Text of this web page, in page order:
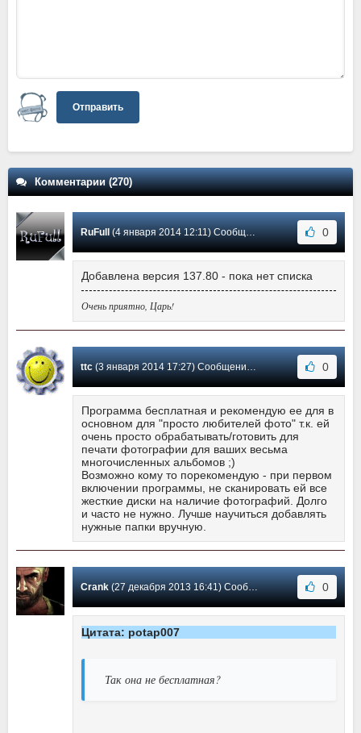
Отправить
Комментарии (270)
RuFull (4 января 2014 12:11) Сообщение #163 0
Добавлена версия 137.80 - пока нет списка
Очень приятно, Царь!
ttc(3 января 2014 17:27) Сообщение #162 0
Программа бесплатная и рекомендую ее для в
основном для "просто любителей фото" т.к. ей
очень просто обрабатывать/готовить для
печати фотографии для ваших весьма
многочисленных альбомов ;)
Возможно кому то порекомендую - при первом
включении программы, не сканировать ей все
жесткие диски на наличие фотографий. Долго
и часто не нужно. Лучше научиться добавлять
нужные папки вручную.
Crank(27 декабря 2013 16:41) Сообщение #161 0
Цитата: potap007
Так она не бесплатная?